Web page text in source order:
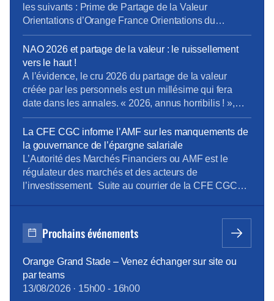
les suivants : Prime de Partage de la Valeur
Orientations d’Orange France Orientations du
domaine Boucles Locales et Interventions (BLI)
Orientations de la Direction Entreprises France Projet
de cession de Globecast Holding Retrouvez
L’Essentiel du CSEC d’Avril
NAO 2026 et partage de la valeur : le ruissellement
vers le haut !
A l’évidence, le cru 2026 du partage de la valeur
créée par les personnels est un millésime qui fera
date dans les annales. « 2026, annus horribilis ! »,
telle pourrait être la clameur poussée à l’unisson par
les personnels Orange, malmenés et désabusés face
à une redistribution de la valeur peau de chagrin. Et
[…]
La CFE CGC informe l’AMF sur les manquements de
la gouvernance de l’épargne salariale
L’Autorité des Marchés Financiers ou AMF est le
régulateur des marchés et des acteurs de
l’investissement. Suite au courrier de la CFE CGC
salariale Orange et de notre revendication de
modernisation.
Prochains événements
Orange Grand Stade – Venez échanger sur site ou
par teams
13/08/2026· 15h00 - 16h00